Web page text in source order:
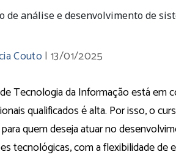
de análise e desenvolvimento de
Couto |13/01/2025
Tecnologia da Informação está em
qualificados é alta. Por isso, o
quem deseja atuar no
tecnológicas, com a flexibilidade de